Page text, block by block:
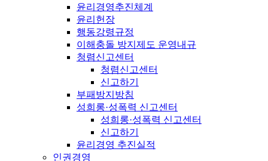
윤리경영추진체계
윤리헌장
행동강령규정
이해충돌 방지제도 운영내규
청렴신고센터
청렴신고센터
신고하기
부패방지방침
성희롱·성폭력 신고센터
성희롱·성폭력 신고센터
신고하기
윤리경영 추진실적
인권경영